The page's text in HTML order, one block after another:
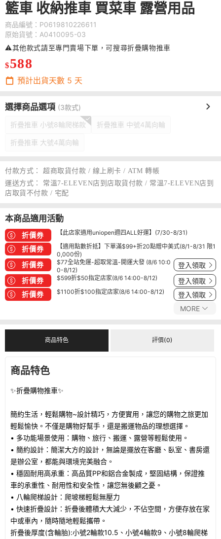
籃車 收納推車 買菜車 露營用品
商品編號：P0619810226611
原始貨號：A0410095-03
⚠️其他款式請至專門賣場下單，可搜尋折疊購物推車
$588
預計出貨天數 5 天
選擇商品選項 (3款式)
折疊推車 小號8輪爬梯款 折疊推車 中號4萬向輪
折疊推車 大號4萬向輪
付款方式：
超商取貨付款 / 線上刷卡 / ATM 轉帳
運送方式：
常溫7-ELEVEN店到店取貨付款 / 常溫7-ELEVEN店到
店取貨不付款 / 宅配
本商品適用活動
折價券 【此店家適用uniopen週四ALL好運】(7/30-8/31)
折價券
【適用點數折抵】下單滿$99+折20點贈中美式(8/1-8/31 限1
0,000份)
折價券
$77全站免運-超取常溫-開運大發 (8/6 10:0
0-8/12)
登入領取
折價券 $599折$50指定店家(8/6 14:00-8/12) 登入領取
折價券 $1100折$100指定店家(8/6 14:00-8/12) 登入領取
MORE
商品特色 評價(0)
商品特色
✨折疊購物推車✨
簡約生活，輕鬆購物~設計精巧，方便實用，讓您的購物之旅更加
輕鬆愉快。不僅是購物好幫手，還是搬運物品的理想選擇。
• 多功能場景使用：購物、旅行、搬運、露營等輕鬆使用。
• 簡約設計：簡潔大方的設計，無論是擺放在客廳、臥室、書房還
是辦公室，都能與環境完美融合。
• 穩固耐用高承重：高品質PP和鋁合金製成，堅固結構，保證推
車的承重性、耐用性和安全性，讓您無後顧之憂。
• 八輪爬梯設計：爬坡梯輕鬆無壓力
• 快速折疊設計：折疊後體積大大減少，不佔空間，方便存放在家
中或車內，隨時隨地輕鬆攜帶。
折疊後厚度(含輪胎):小號2輪款10.5、小號4輪款9、小號8輪爬梯